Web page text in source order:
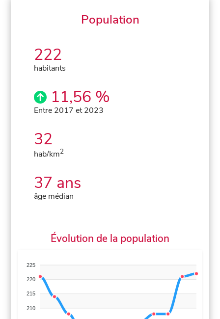
Population
222
habitants
11,56 %
Entre 2017 et 2023
32
hab/km2
37 ans
âge médian
Évolution de la population
225
220
215
210